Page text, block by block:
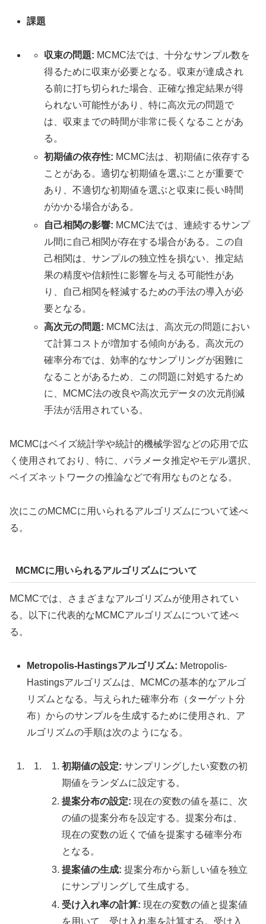
課題
収束の問題: MCMC法では、十分なサンプル数を
得るために収束が必要となる。収束が達成され
る前に打ち切られた場合、正確な推定結果が得
られない可能性があり、特に高次元の問題で
は、収束までの時間が非常に長くなることがあ
る。
初期値の依存性: MCMC法は、初期値に依存する
ことがある。適切な初期値を選ぶことが重要で
あり、不適切な初期値を選ぶと収束に長い時間
がかかる場合がある。
自己相関の影響: MCMC法では、連続するサンプ
ル間に自己相関が存在する場合がある。この自
己相関は、サンプルの独立性を損ない、推定結
果の精度や信頼性に影響を与える可能性があ
り、自己相関を軽減するための手法の導入が必
要となる。
高次元の問題: MCMC法は、高次元の問題におい
て計算コストが増加する傾向がある。高次元の
確率分布では、効率的なサンプリングが困難に
なることがあるため、この問題に対処するため
に、MCMC法の改良や高次元データの次元削減
手法が活用されている。
MCMCはベイズ統計学や統計的機械学習などの応用で広
く使用されており、特に、パラメータ推定やモデル選択、
ベイズネットワークの推論などで有用なものとなる。
次にこのMCMCに用いられるアルゴリズムについて述べ
る。
MCMCに用いられるアルゴリズムについて
MCMCでは、さまざまなアルゴリズムが使用されてい
る。以下に代表的なMCMCアルゴリズムについて述べ
る。
Metropolis-Hastingsアルゴリズム: Metropolis-
Hastingsアルゴリズムは、MCMCの基本的なアルゴ
リズムとなる。与えられた確率分布（ターゲット分
布）からのサンプルを生成するために使用され、ア
ルゴリズムの手順は次のようになる。
初期値の設定: サンプリングしたい変数の初
期値をランダムに設定する。
提案分布の設定: 現在の変数の値を基に、次
の値の提案分布を設定する。提案分布は、
現在の変数の近くで値を提案する確率分布
となる。
提案値の生成: 提案分布から新しい値を独立
にサンプリングして生成する。
受け入れ率の計算: 現在の変数の値と提案値
を用いて、受け入れ率を計算する。受け入